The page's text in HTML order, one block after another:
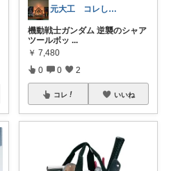
元大工 コレしないでね❌
機動戦士ガンダム 逆襲のシャア
ツールボッ ...
￥ 7,480
0 0 2
コレ いいね